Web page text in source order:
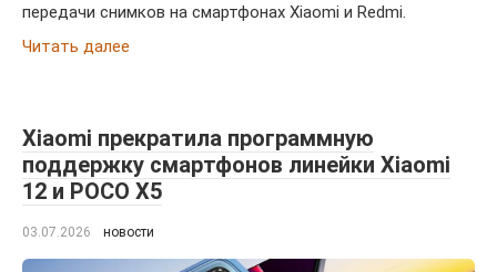
передачи снимков на смартфонах Xiaomi и Redmi.
Читать далее
Xiaomi прекратила программную
поддержку смартфонов линейки Xiaomi
12 и POCO X5
03.07.2026 новости